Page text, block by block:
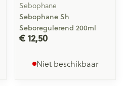
Sebophane
Sebophane Sh
Seboregulerend 200ml
€ 12,50
Niet beschikbaar